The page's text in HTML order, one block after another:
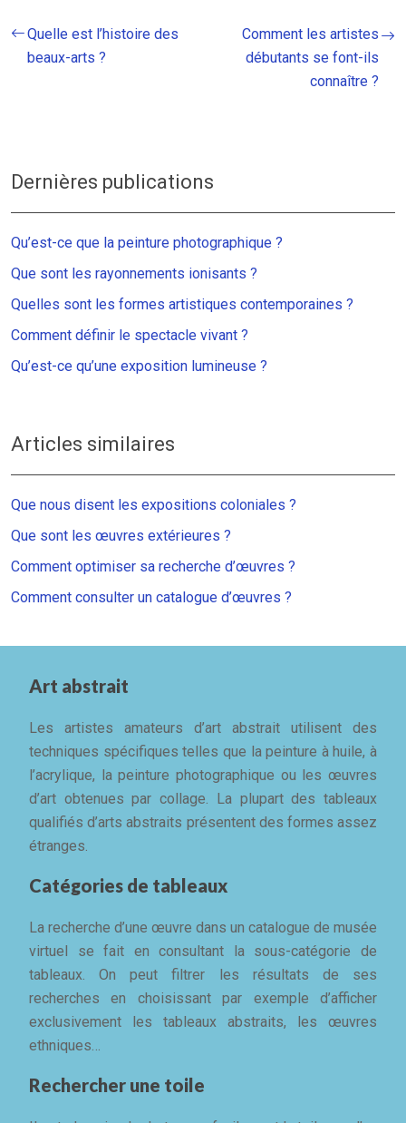
Quelle est l’histoire des
beaux-arts ?
Comment les artistes
débutants se font-ils
connaître ?
Dernières publications
Qu’est-ce que la peinture photographique ?
Que sont les rayonnements ionisants ?
Quelles sont les formes artistiques contemporaines ?
Comment définir le spectacle vivant ?
Qu’est-ce qu’une exposition lumineuse ?
Articles similaires
Que nous disent les expositions coloniales ?
Que sont les œuvres extérieures ?
Comment optimiser sa recherche d’œuvres ?
Comment consulter un catalogue d’œuvres ?
Art abstrait
Les artistes amateurs d’art abstrait utilisent des
techniques spécifiques telles que la peinture à huile, à
l’acrylique, la peinture photographique ou les œuvres
d’art obtenues par collage. La plupart des tableaux
qualifiés d’arts abstraits présentent des formes assez
étranges.
Catégories de tableaux
La recherche d’une œuvre dans un catalogue de musée
virtuel se fait en consultant la sous-catégorie de
tableaux. On peut filtrer les résultats de ses
recherches en choisissant par exemple d’afficher
exclusivement les tableaux abstraits, les œuvres
ethniques…
Rechercher une toile